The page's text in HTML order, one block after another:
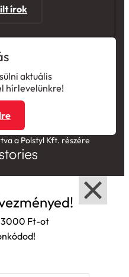
írok
aktuális
hírlevelünkre!
a Polstyl Kft. részére
3000 Ft-ot